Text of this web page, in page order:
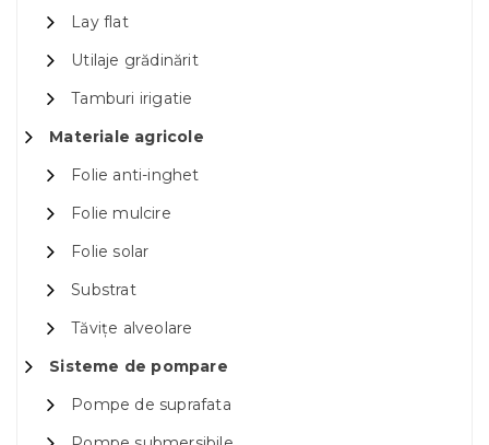
Lay flat
Utilaje grădinărit
Tamburi irigatie
Materiale agricole
Folie anti-inghet
Folie mulcire
Folie solar
Substrat
Tăvițe alveolare
Sisteme de pompare
Pompe de suprafata